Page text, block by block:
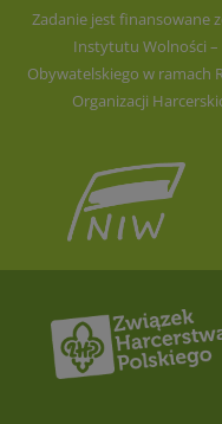
Zadanie jest finansowane
Instytutu Wolności –
Obywatelskiego w ramach
Organizacji